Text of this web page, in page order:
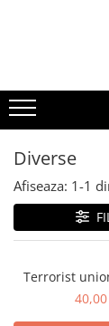
Diverse
Afiseaza: 1-1
Terrorist